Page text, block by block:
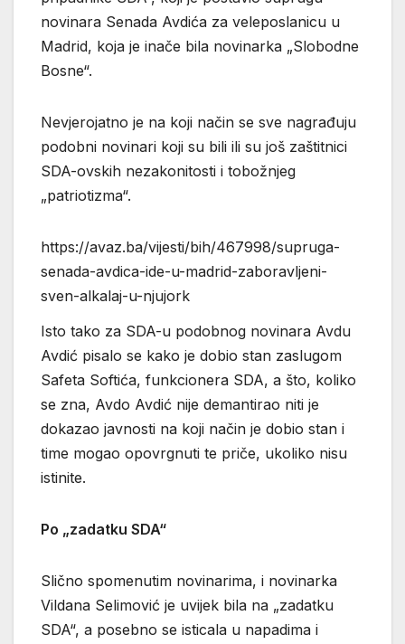
novinara Senada Avdića za veleposlanicu u
Madrid, koja je inače bila novinarka „Slobodne
Bosne“.
Nevjerojatno je na koji način se sve nagrađuju
podobni novinari koji su bili ili su još zaštitnici
SDA-ovskih nezakonitosti i tobožnjeg
„patriotizma“.
https://avaz.ba/vijesti/bih/467998/supruga-
senada-avdica-ide-u-madrid-zaboravljeni-
sven-alkalaj-u-njujork
Isto tako za SDA-u podobnog novinara Avdu
Avdić pisalo se kako je dobio stan zaslugom
Safeta Softića, funkcionera SDA, a što, koliko
se zna, Avdo Avdić nije demantirao niti je
dokazao javnosti na koji način je dobio stan i
time mogao opovrgnuti te priče, ukoliko nisu
istinite.
Po „zadatku SDA“
Slično spomenutim novinarima, i novinarka
Vildana Selimović je uvijek bila na „zadatku
SDA“, a posebno se isticala u napadima i